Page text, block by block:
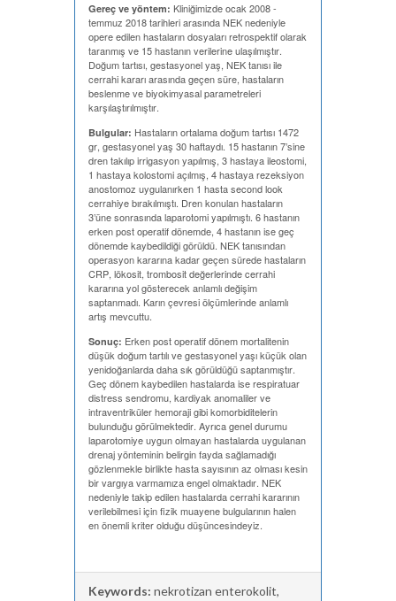
Gereç ve yöntem: Kliniğimizde ocak 2008 -
temmuz 2018 tarihleri arasında NEK nedeniyle
opere edilen hastaların dosyaları retrospektif olarak
taranmış ve 15 hastanın verilerine ulaşılmıştır.
Doğum tartısı, gestasyonel yaş, NEK tanısı ile
cerrahi kararı arasında geçen süre, hastaların
beslenme ve biyokimyasal parametreleri
karşılaştırılmıştır.
Bulgular: Hastaların ortalama doğum tartısı 1472
gr, gestasyonel yaş 30 haftaydı. 15 hastanın 7’sine
dren takılıp irrigasyon yapılmış, 3 hastaya ileostomi,
1 hastaya kolostomi açılmış, 4 hastaya rezeksiyon
anostomoz uygulanırken 1 hasta second look
cerrahiye bırakılmıştı. Dren konulan hastaların
3’üne sonrasında laparotomi yapılmıştı. 6 hastanın
erken post operatif dönemde, 4 hastanın ise geç
dönemde kaybedildiği görüldü. NEK tanısından
operasyon kararına kadar geçen sürede hastaların
CRP, lökosit, trombosit değerlerinde cerrahi
kararına yol gösterecek anlamlı değişim
saptanmadı. Karın çevresi ölçümlerinde anlamlı
artış mevcuttu.
Sonuç: Erken post operatif dönem mortalitenin
düşük doğum tartılı ve gestasyonel yaşı küçük olan
yenidoğanlarda daha sık görüldüğü saptanmıştır.
Geç dönem kaybedilen hastalarda ise respiratuar
distress sendromu, kardiyak anomaliler ve
intraventriküler hemoraji gibi komorbiditelerin
bulunduğu görülmektedir. Ayrıca genel durumu
laparotomiye uygun olmayan hastalarda uygulanan
drenaj yönteminin belirgin fayda sağlamadığı
gözlenmekle birlikte hasta sayısının az olması kesin
bir vargıya varmamıza engel olmaktadır. NEK
nedeniyle takip edilen hastalarda cerrahi kararının
verilebilmesi için fizik muayene bulgularının halen
en önemli kriter olduğu düşüncesindeyiz.
Keywords: nekrotizan enterokolit,